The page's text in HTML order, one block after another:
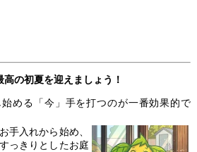
の初夏を迎えましょう！
める「今」手を打つのが一番効果的で
手入れから始め、
っきりとしたお庭